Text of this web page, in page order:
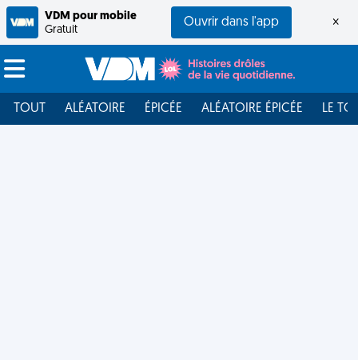
VDM pour mobile
Gratuit
Ouvrir dans l'app ×
TOUT ALÉATOIRE ÉPICÉE ALÉATOIRE ÉPICÉE LE